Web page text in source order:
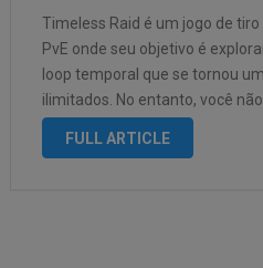
Timeless Raid é um jogo de
PvE onde seu objetivo é
loop temporal que se tornou
ilimitados. No entanto, você
aproveitar as vantagens da
FULL ARTICLE